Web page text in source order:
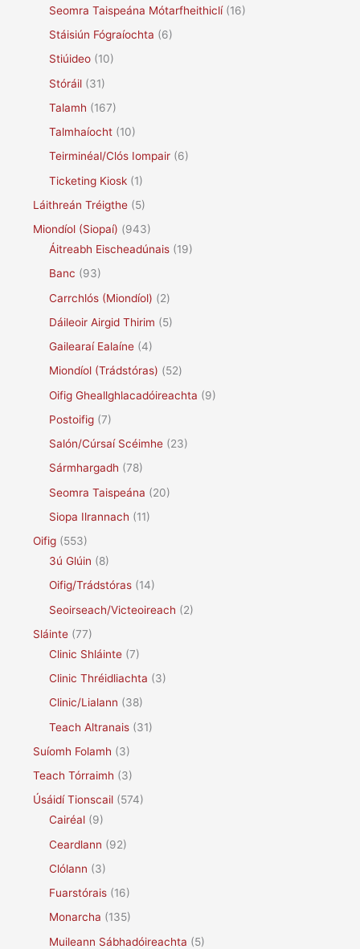
Seomra Taispeána Mótarfheithiclí(16)
Stáisiún Fógraíochta (6)
Stiúideo (10)
Stóráil (31)
Talamh (167)
Talmhaíocht (10)
Teirminéal/Clós Iompair (6)
Ticketing Kiosk (1)
Láithreán Tréigthe (5)
Miondíol (Siopaí) (943)
Áitreabh Eischeadúnais (19)
Banc (93)
Carrchlós (Miondíol) (2)
Dáileoir Airgid Thirim (5)
Gailearaí Ealaíne (4)
Miondíol (Trádstóras) (52)
Oifig Gheallghlacadóireachta (9)
Postoifig (7)
Salón/Cúrsaí Scéimhe (23)
Sármhargadh (78)
Seomra Taispeána (20)
Siopa Ilrannach (11)
Oifig (553)
3ú Glúin (8)
Oifig/Trádstóras (14)
Seoirseach/Victeoireach (2)
Sláinte (77)
Clinic Shláinte (7)
Clinic Thréidliachta (3)
Clinic/Lialann (38)
Teach Altranais (31)
Suíomh Folamh (3)
Teach Tórraimh (3)
Úsáidí Tionscail (574)
Cairéal (9)
Ceardlann (92)
Clólann (3)
Fuarstórais (16)
Monarcha (135)
Muileann Sábhadóireachta (5)